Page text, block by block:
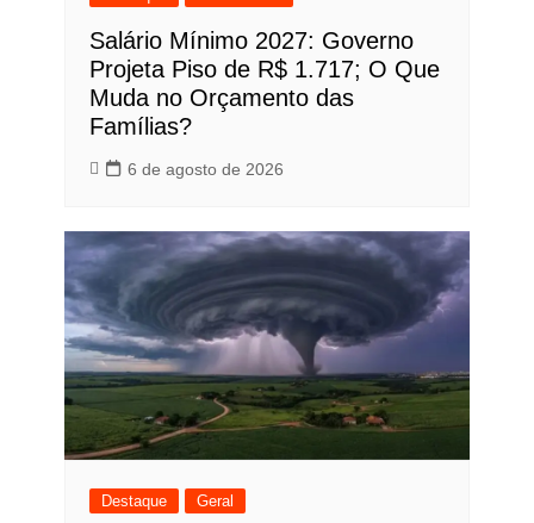
Salário Mínimo 2027: Governo
Projeta Piso de R$ 1.717; O Que
Muda no Orçamento das
Famílias?
6 de agosto de 2026
Destaque Geral